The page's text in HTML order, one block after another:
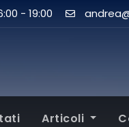
- 19:00
Articoli